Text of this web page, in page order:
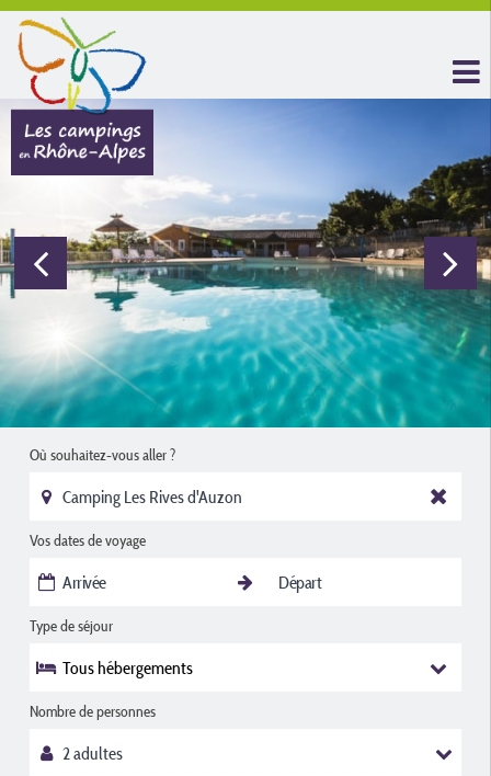
Où souhaitez-vous aller ?
Vos dates de voyage
Type de séjour
Tous hébergements
Nombre de personnes